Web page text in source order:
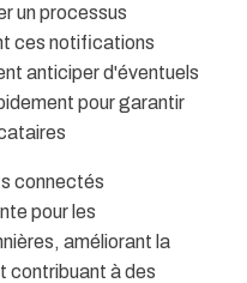
un processus
ces notifications
anticiper d'éventuels
pour garantir
connectés
pour les
améliorant la
contribuant à des